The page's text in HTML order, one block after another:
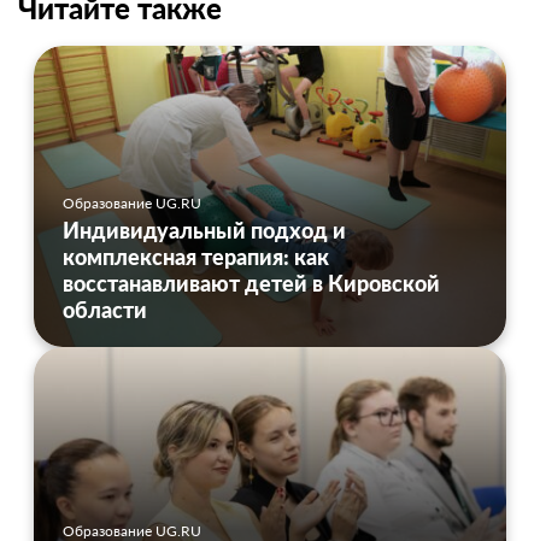
Читайте также
Образование UG.RU
Индивидуальный подход и
комплексная терапия: как
восстанавливают детей в Кировской
области
Образование UG.RU